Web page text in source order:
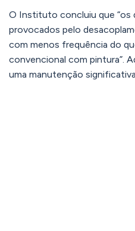
O Instituto concluiu que “os
provocados pelo
com menos frequência do
convencional com pintura”.
uma manutenção